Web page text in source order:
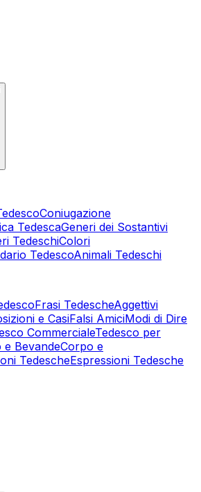
Coniugazione
TedescaGeneri dei Sostantivi
TedeschiColori
TedescoAnimali Tedeschi
Frasi TedescheAggettivi
e CasiFalsi AmiciModi di Dire
CommercialeTedesco per
e BevandeCorpo e
TedescheEspressioni Tedesche